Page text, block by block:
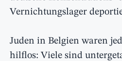
Vernichtungslager
Juden in Belgien waren
hilflos: Viele sind